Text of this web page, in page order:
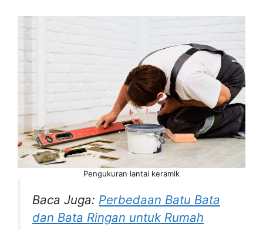
Pengukuran lantai keramik
Baca Juga: Perbedaan Batu Bata
dan Bata Ringan untuk Rumah